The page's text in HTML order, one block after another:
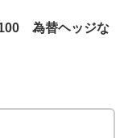
為替ヘッジな